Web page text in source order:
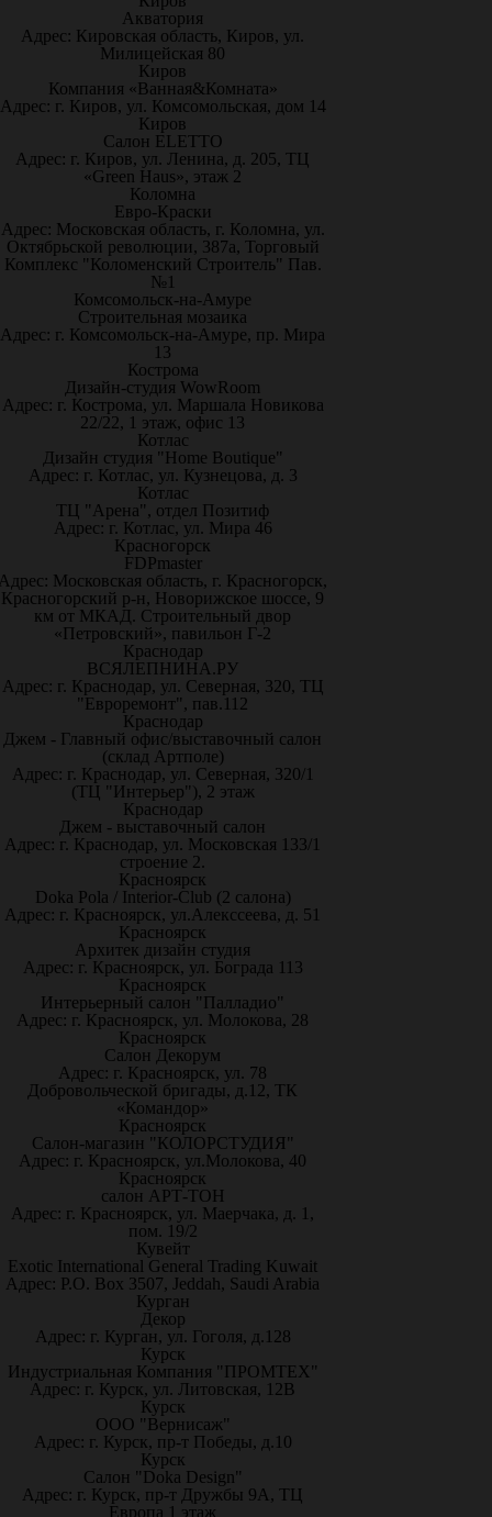
Акватория
Адрес: Кировская область, Киров, ул.
Милицейская 80
Киров
Компания «Ванная&Комната»
Адрес: г. Киров, ул. Комсомольская, дом 14
Киров
Салон ELETTO
Адрес: г. Киров, ул. Ленина, д. 205, ТЦ
«Green Haus», этаж 2
Коломна
Евро-Краски
Адрес: Московская область, г. Коломна, ул.
Октябрьской революции, 387а, Торговый
Комплекс "Коломенский Строитель" Пав.
№1
Комсомольск-на-Амуре
Строительная мозаика
Адрес: г. Комсомольск-на-Амуре, пр. Мира
13
Кострома
Дизайн-студия WowRoom
Адрес: г. Кострома, ул. Маршала Новикова
22/22, 1 этаж, офис 13
Котлас
Дизайн студия "Home Boutique"
Адрес: г. Котлас, ул. Кузнецова, д. 3
Котлас
ТЦ "Арена", отдел Позитиф
Адрес: г. Котлас, ул. Мира 46
Красногорск
FDPmaster
Московская область, г. Красногорск,
Красногорский р-н, Новорижское шоссе, 9
км от МКАД. Строительный двор
«Петровский», павильон Г-2
Краснодар
ВСЯЛЕПНИНА.РУ
Адрес: г. Краснодар, ул. Северная, 320, ТЦ
"Евроремонт", пав.112
Краснодар
Джем - Главный офис/выставочный салон
(склад Артполе)
Адрес: г. Краснодар, ул. Северная, 320/1
(ТЦ "Интерьер"), 2 этаж
Краснодар
Джем - выставочный салон
Адрес: г. Краснодар, ул. Московская 133/1
строение 2.
Красноярск
Doka Pola / Interior-Club (2 салона)
Адрес: г. Красноярск, ул.Алекссеева, д. 51
Красноярск
Архитек дизайн студия
Адрес: г. Красноярск, ул. Бограда 113
Красноярск
Интерьерный салон "Палладио"
Адрес: г. Красноярск, ул. Молокова, 28
Красноярск
Салон Декорум
Адрес: г. Красноярск, ул. 78
Добровольческой бригады, д.12, ТК
«Командор»
Красноярск
Салон-магазин "КОЛОРСТУДИЯ"
Адрес: г. Красноярск, ул.Молокова, 40
Красноярск
салон АРТ-ТОН
Адрес: г. Красноярск, ул. Маерчака, д. 1,
пом. 19/2
Кувейт
Exotic International General Trading Kuwait
Адрес: P.O. Box 3507, Jeddah, Saudi Arabia
Курган
Декор
Адрес: г. Курган, ул. Гоголя, д.128
Курск
Индустриальная Компания "ПРОМТЕХ"
Адрес: г. Курск, ул. Литовская, 12В
Курск
ООО "Вернисаж"
Адрес: г. Курск, пр-т Победы, д.10
Курск
Салон "Doka Design"
Адрес: г. Курск, пр-т Дружбы 9А, ТЦ
Европа 1 этаж